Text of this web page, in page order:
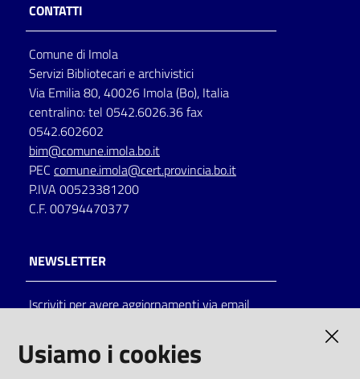
Seguici
su
on line
CONTATTI
Comune di Imola
Servizi Bibliotecari e archivistici
Via Emilia 80, 40026 Imola (Bo), Italia
centralino: tel 0542.6026.36 fax
0542.602602
bim@comune.imola.bo.it
PEC comune.imola@cert.provincia.bo.it
P.IVA 00523381200
C.F. 00794470377
NEWSLETTER
Iscriviti per avere aggiornamenti via email
Usiamo i cookies